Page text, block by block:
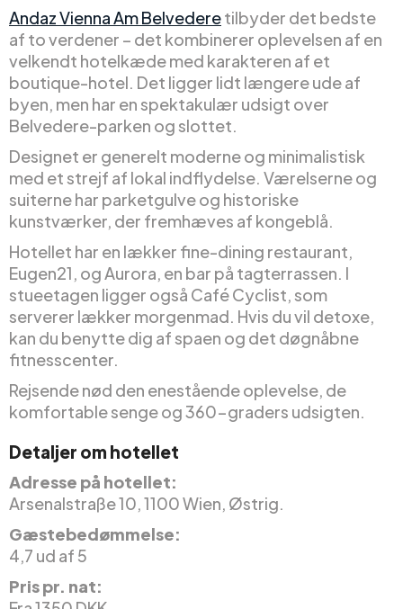
Andaz Vienna Am Belvederetilbyder det bedste
af to verdener – det kombinerer oplevelsen af en
velkendt hotelkæde med karakteren af et
boutique-hotel. Det ligger lidt længere ude af
byen, men har en spektakulær udsigt over
Belvedere-parken og slottet.
Designet er generelt moderne og minimalistisk
med et strejf af lokal indflydelse. Værelserne og
suiterne har parketgulve og historiske
kunstværker, der fremhæves af kongeblå.
Hotellet har en lækker fine-dining restaurant,
Eugen21, og Aurora, en bar på tagterrassen. I
stueetagen ligger også Café Cyclist, som
serverer lækker morgenmad. Hvis du vil detoxe,
kan du benytte dig af spaen og det døgnåbne
fitnesscenter.
Rejsende nød den enestående oplevelse, de
komfortable senge og 360-graders udsigten.
Detaljer om hotellet
Adresse på hotellet:
Arsenalstraße 10, 1100 Wien, Østrig.
Gæstebedømmelse:
4,7 ud af 5
Pris pr. nat: